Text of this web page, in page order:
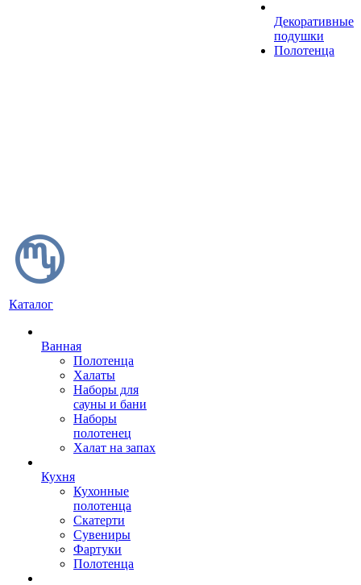
Декоративные
подушки
Полотенца
Каталог
Ванная
Полотенца
Халаты
Наборы для
сауны и бани
Наборы
полотенец
Халат на запах
Кухня
Кухонные
полотенца
Скатерти
Сувениры
Фартуки
Полотенца